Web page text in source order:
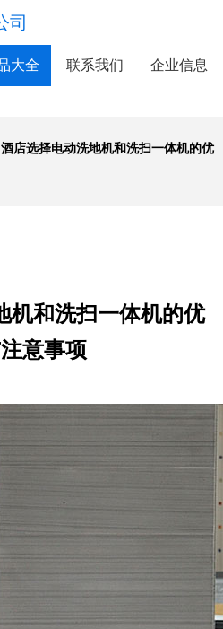
司
大全 联系我们 企业信息
酒店选择电动洗地机和洗扫一体机的优
机和洗扫一体机的优
意事项